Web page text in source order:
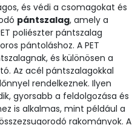
és védi a csomagokat és
pántszalag, amely a
poliészter pántszalag
pántoláshoz. A PET
és különösen a
Az acél pántszalagokkal
rendelkeznek. Ilyen
gyorsabb a feldolgozása és
is alkalmas, mint például a
rakományok. A